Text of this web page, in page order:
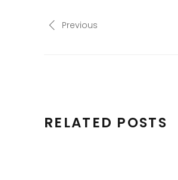
Previous
RELATED POSTS